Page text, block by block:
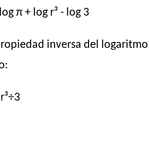
π + log r³ - log 3
inversa del logaritmo